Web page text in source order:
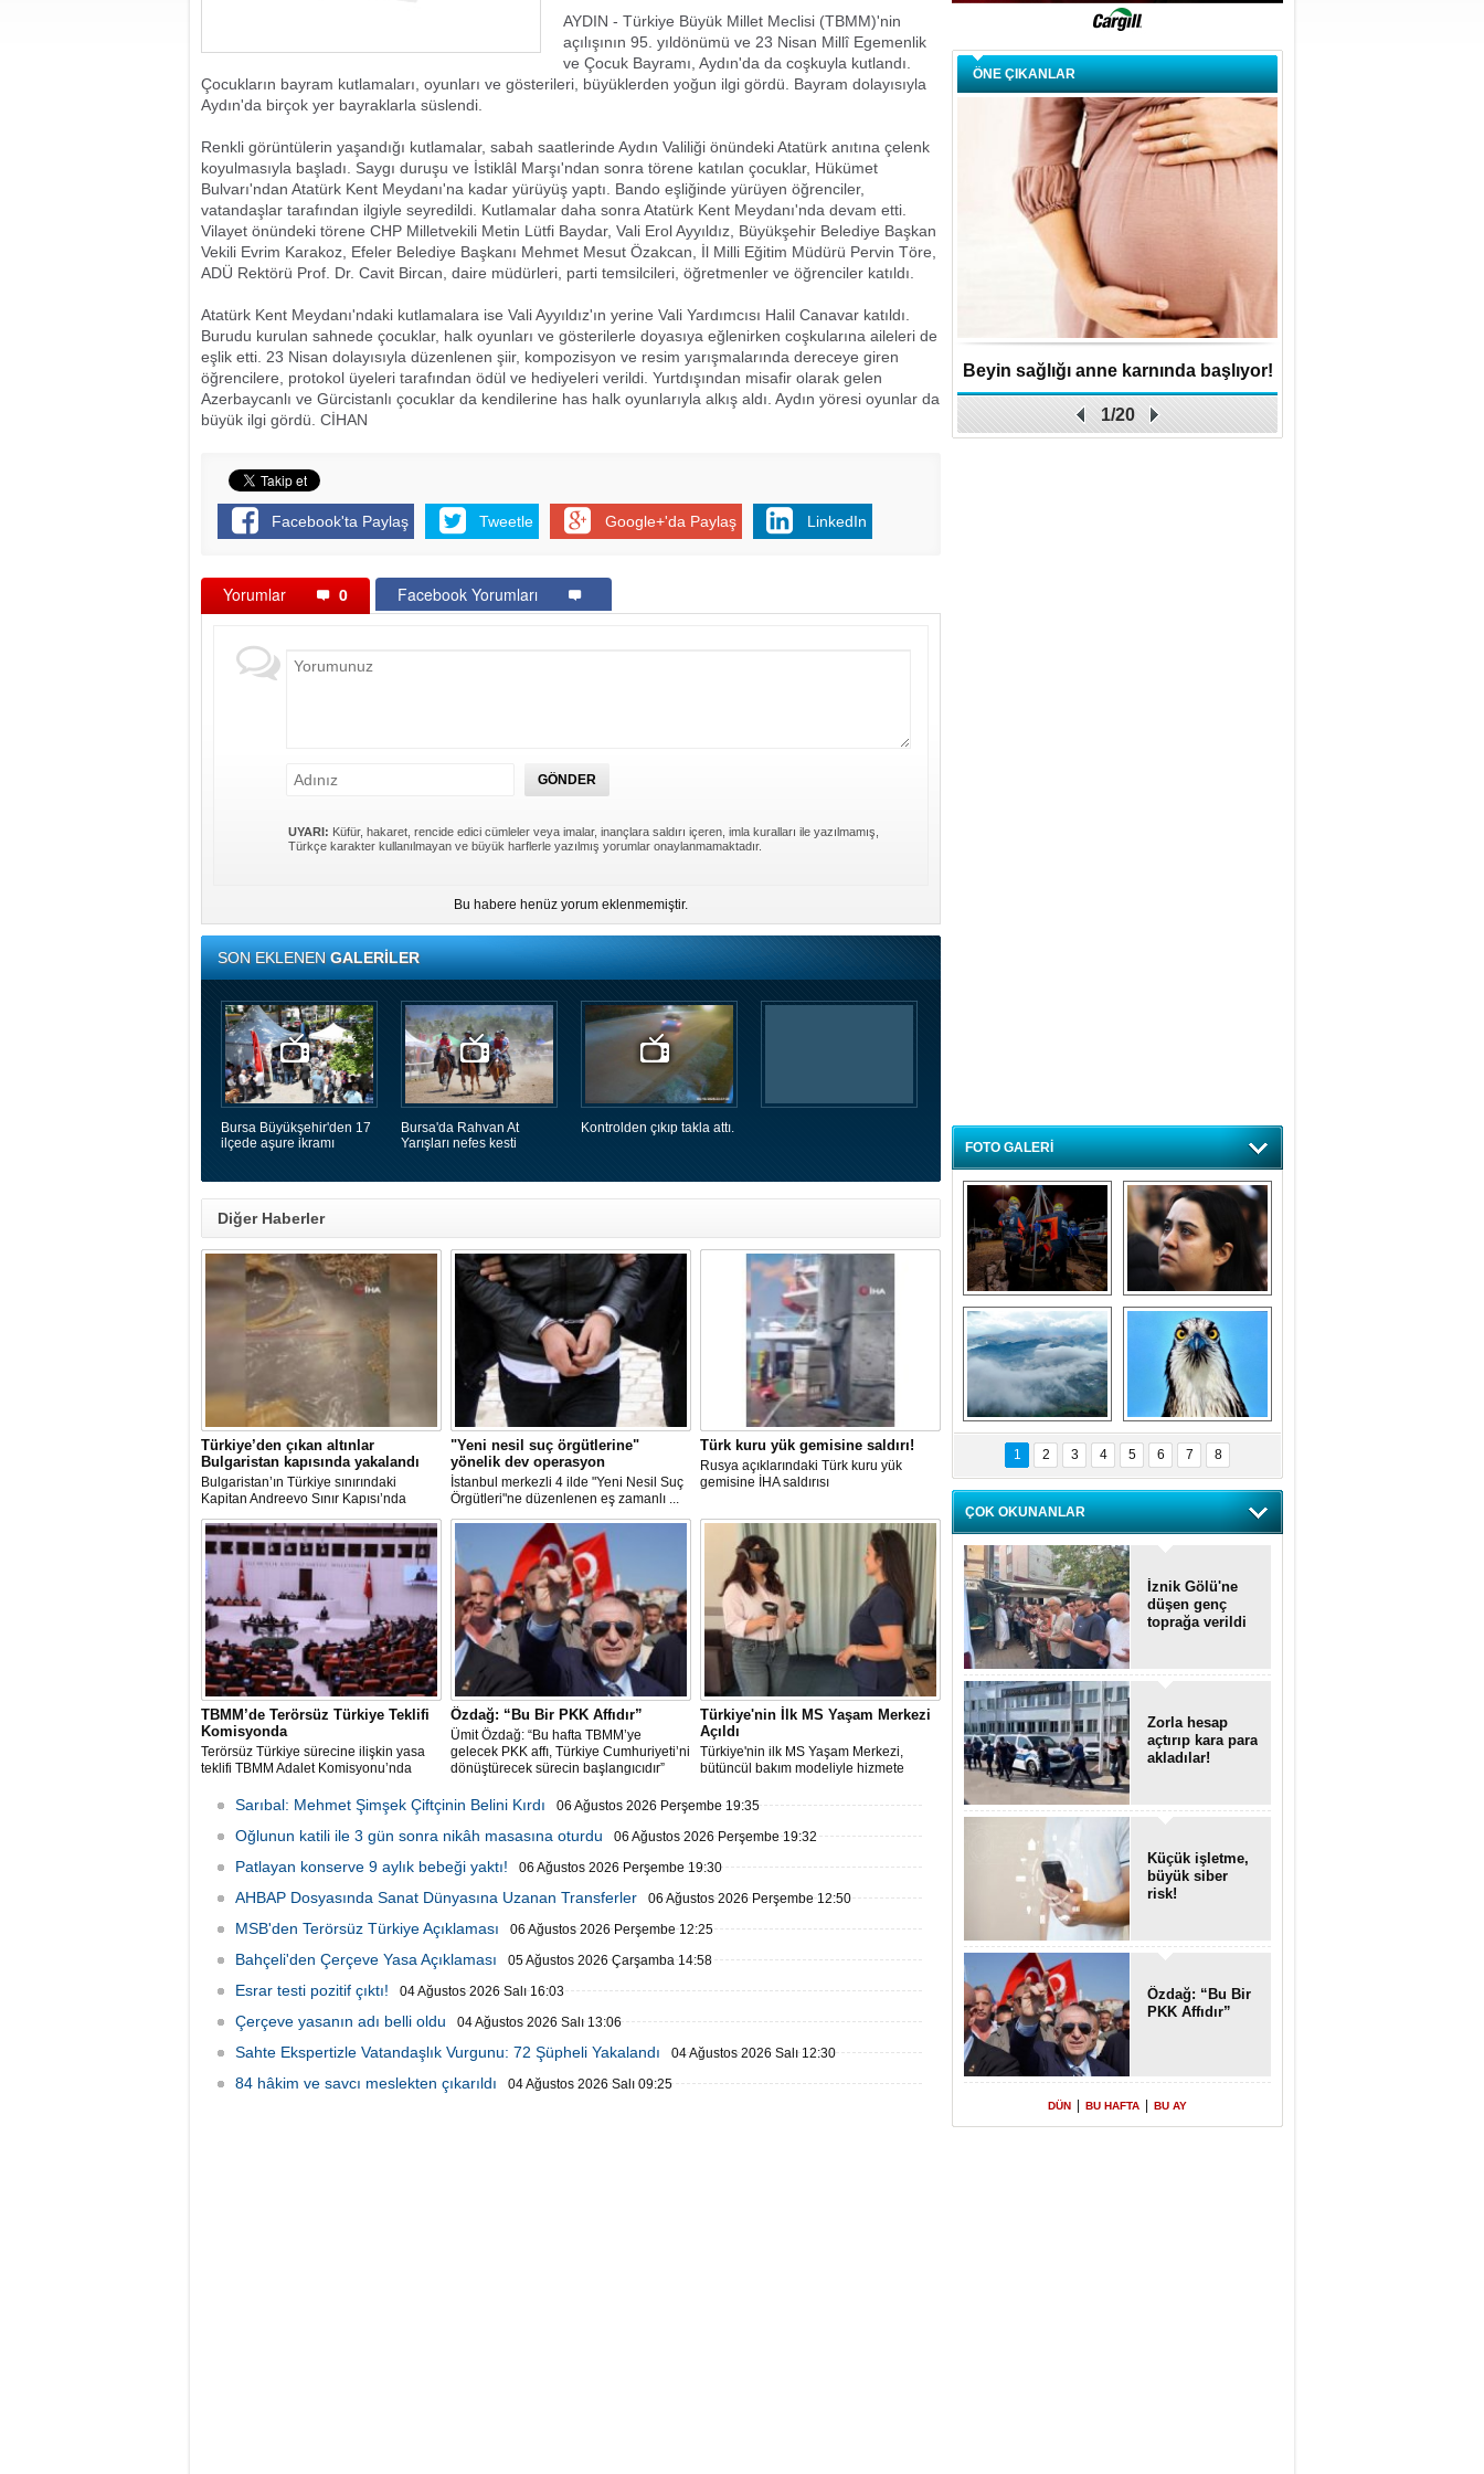
AYDIN - Türkiye Büyük Millet Meclisi (TBMM)'nin
açılışının 95. yıldönümü ve 23 Nisan Millî Egemenlik
ve Çocuk Bayramı, Aydın'da da coşkuyla kutlandı.
Çocukların bayram kutlamaları, oyunları ve gösterileri, büyüklerden yoğun ilgi gördü. Bayram dolayısıyla
Aydın'da birçok yer bayraklarla süslendi.
Renkli görüntülerin yaşandığı kutlamalar, sabah saatlerinde Aydın Valiliği önündeki Atatürk anıtına çelenk
koyulmasıyla başladı. Saygı duruşu ve İstiklâl Marşı'ndan sonra törene katılan çocuklar, Hükümet
Bulvarı'ndan Atatürk Kent Meydanı'na kadar yürüyüş yaptı. Bando eşliğinde yürüyen öğrenciler,
vatandaşlar tarafından ilgiyle seyredildi. Kutlamalar daha sonra Atatürk Kent Meydanı'nda devam etti.
Vilayet önündeki törene CHP Milletvekili Metin Lütfi Baydar, Vali Erol Ayyıldız, Büyükşehir Belediye Başkan
Vekili Evrim Karakoz, Efeler Belediye Başkanı Mehmet Mesut Özakcan, İl Milli Eğitim Müdürü Pervin Töre,
ADÜ Rektörü Prof. Dr. Cavit Bircan, daire müdürleri, parti temsilcileri, öğretmenler ve öğrenciler katıldı.
Atatürk Kent Meydanı'ndaki kutlamalara ise Vali Ayyıldız'ın yerine Vali Yardımcısı Halil Canavar katıldı.
Burudu kurulan sahnede çocuklar, halk oyunları ve gösterilerle doyasıya eğlenirken coşkularına aileleri de
eşlik etti. 23 Nisan dolayısıyla düzenlenen şiir, kompozisyon ve resim yarışmalarında dereceye giren
öğrencilere, protokol üyeleri tarafından ödül ve hediyeleri verildi. Yurtdışından misafir olarak gelen
Azerbaycanlı ve Gürcistanlı çocuklar da kendilerine has halk oyunlarıyla alkış aldı. Aydın yöresi oyunlar da
büyük ilgi gördü. CİHAN
Facebook'ta Paylaş Tweetle Google+'da Paylaş LinkedIn
Yorumlar 0 Facebook Yorumları
UYARI: Küfür, hakaret, rencide edici cümleler veya imalar, inançlara saldırı içeren, imla kuralları ile yazılmamış,
Türkçe karakter kullanılmayan ve büyük harflerle yazılmış yorumlar onaylanmamaktadır.
Bu habere henüz yorum eklenmemiştir.
SON EKLENENGALERİLER
Bursa Büyükşehir'den 17
ilçede aşure ikramı
Bursa'da Rahvan At
Yarışları nefes kesti
Kontrolden çıkıp takla attı.
Diğer Haberler
Türkiye’den çıkan altınlar
Bulgaristan kapısında yakalandı
Bulgaristan’ın Türkiye sınırındaki
Kapitan Andreevo Sınır Kapısı’nda
gerçekleştirilen...
"Yeni nesil suç örgütlerine"
yönelik dev operasyon
İstanbul merkezli 4 ilde "Yeni Nesil Suç
Örgütleri"ne düzenlenen eş zamanlı ...
Türk kuru yük gemisine saldırı!
Rusya açıklarındaki Türk kuru yük
gemisine İHA saldırısı
TBMM’de Terörsüz Türkiye Teklifi
Komisyonda
Terörsüz Türkiye sürecine ilişkin yasa
teklifi TBMM Adalet Komisyonu’nda
Özdağ: “Bu Bir PKK Affıdır”
Ümit Özdağ: “Bu hafta TBMM’ye
gelecek PKK affı, Türkiye Cumhuriyeti’ni
dönüştürecek sürecin başlangıcıdır”
Türkiye'nin İlk MS Yaşam Merkezi
Açıldı
Türkiye'nin ilk MS Yaşam Merkezi,
bütüncül bakım modeliyle hizmete
Sarıbal: Mehmet Şimşek Çiftçinin Belini Kırdı 06 Ağustos 2026 Perşembe 19:35
Oğlunun katili ile 3 gün sonra nikâh masasına oturdu 06 Ağustos 2026 Perşembe 19:32
Patlayan konserve 9 aylık bebeği yaktı! 06 Ağustos 2026 Perşembe 19:30
AHBAP Dosyasında Sanat Dünyasına Uzanan Transferler 06 Ağustos 2026 Perşembe 12:50
MSB'den Terörsüz Türkiye Açıklaması 06 Ağustos 2026 Perşembe 12:25
Bahçeli'den Çerçeve Yasa Açıklaması 05 Ağustos 2026 Çarşamba 14:58
Esrar testi pozitif çıktı! 04 Ağustos 2026 Salı 16:03
Çerçeve yasanın adı belli oldu 04 Ağustos 2026 Salı 13:06
Sahte Ekspertizle Vatandaşlık Vurgunu: 72 Şüpheli Yakalandı 04 Ağustos 2026 Salı 12:30
84 hâkim ve savcı meslekten çıkarıldı 04 Ağustos 2026 Salı 09:25
ÖNE ÇIKANLAR
Beyin sağlığı anne karnında başlıyor!
1/20
FOTO GALERİ
Bursa'da deprem
tatbikatı gerçeğini
aratmadı
Özlem ve minnetle
anıyoruz
Bursa'dan
büyüleyen
fotoğraflar
Balık Kartalı
Bursa’da
görüntülendi
1 2 3 4 5 6 7 8
ÇOK OKUNANLAR
İznik Gölü'ne
düşen genç
toprağa verildi
Zorla hesap
açtırıp kara para
akladılar!
Küçük işletme,
büyük siber
risk!
Özdağ: “Bu Bir
PKK Affıdır”
DÜN BU HAFTA BU AY